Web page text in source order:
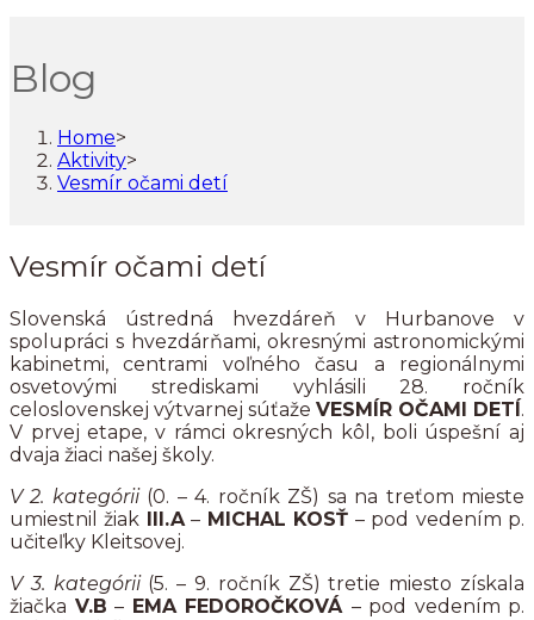
Blog
Home>
Aktivity>
Vesmír očami detí
Vesmír očami detí
Slovenská ústredná hvezdáreň v Hurbanove v
spolupráci s hvezdárňami, okresnými astronomickými
kabinetmi, centrami voľného času a regionálnymi
osvetovými strediskami vyhlásili 28. ročník
celoslovenskej výtvarnej súťaže VESMÍR OČAMI DETÍ.
V prvej etape, v rámci okresných kôl, boli úspešní aj
dvaja žiaci našej školy.
V 2. kategórii(0. – 4. ročník ZŠ) sa na treťom mieste
umiestnil žiak III.A– MICHAL KOSŤ – pod vedením p.
učiteľky Kleitsovej.
V 3. kategórii(5. – 9. ročník ZŠ) tretie miesto získala
žiačka V.B – EMA FEDOROČKOVÁ – pod vedením p.